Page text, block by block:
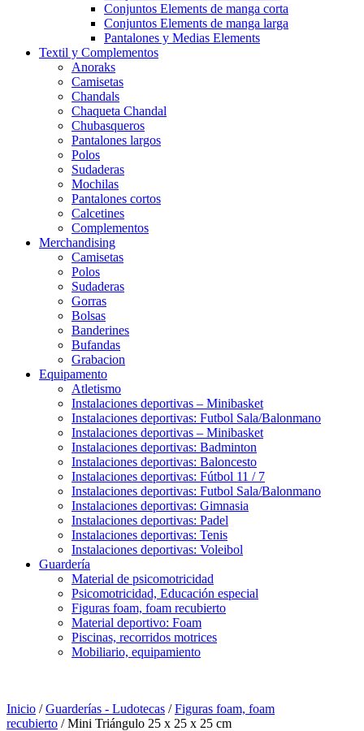
Conjuntos Elements de manga corta
Conjuntos Elements de manga larga
Pantalones y Medias Elements
Textil y Complementos
Anoraks
Camisetas
Chandals
Chaqueta Chandal
Chubasqueros
Pantalones largos
Polos
Sudaderas
Mochilas
Pantalones cortos
Calcetines
Complementos
Merchandising
Camisetas
Polos
Sudaderas
Gorras
Bolsas
Banderines
Bufandas
Grabacion
Equipamento
Atletismo
Instalaciones deportivas – Minibasket
Instalaciones deportivas: Futbol Sala/Balonmano
Instalaciones deportivas – Minibasket
Instalaciones deportivas: Badminton
Instalaciones deportivas: Baloncesto
Instalaciones deportivas: Fútbol 11 / 7
Instalaciones deportivas: Futbol Sala/Balonmano
Instalaciones deportivas: Gimnasia
Instalaciones deportivas: Padel
Instalaciones deportivas: Tenis
Instalaciones deportivas: Voleibol
Guardería
Material de psicomotricidad
Psicomotricidad, Educación especial
Figuras foam, foam recubierto
Material deportivo: Foam
Piscinas, recorridos motrices
Mobiliario, equipamiento
Inicio /Guarderías - Ludotecas /Figuras foam, foam
recubierto / Mini Triángulo 25 x 25 x 25 cm